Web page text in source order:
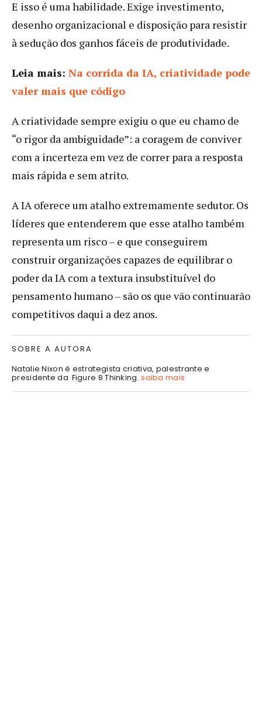
E isso é uma habilidade. Exige investimento,
desenho organizacional e disposição para resistir
à sedução dos ganhos fáceis de produtividade.
Leia mais: Na corrida da IA, criatividade pode
valer mais que código
A criatividade sempre exigiu o que eu chamo de
“o rigor da ambiguidade”: a coragem de conviver
com a incerteza em vez de correr para a resposta
mais rápida e sem atrito.
A IA oferece um atalho extremamente sedutor. Os
líderes que entenderem que esse atalho também
representa um risco – e que conseguirem
construir organizações capazes de equilibrar o
poder da IA com a textura insubstituível do
pensamento humano – são os que vão continuarão
competitivos daqui a dez anos.
SOBRE A AUTORA
Natalie Nixon é estrategista criativa, palestrante e
presidente da Figure 8 Thinking.saiba mais